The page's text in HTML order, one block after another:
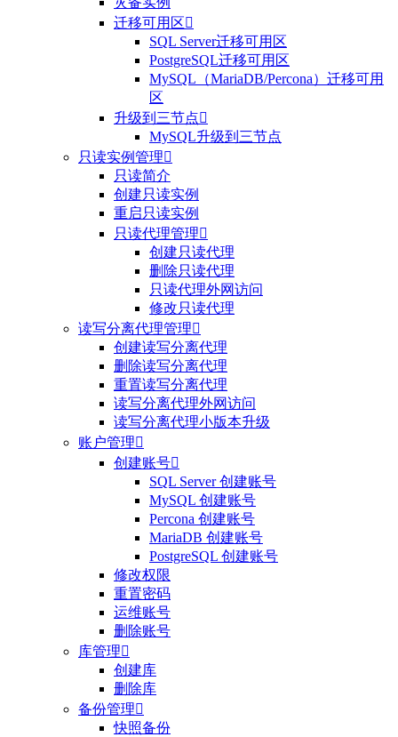
迁移可用区
SQL Server迁移可用区
PostgreSQL迁移可用区
MySQL（MariaDB/Percona）迁移可用
区
升级到三节点
MySQL升级到三节点
只读实例管理
只读简介
创建只读实例
重启只读实例
只读代理管理
创建只读代理
删除只读代理
只读代理外网访问
修改只读代理
读写分离代理管理
创建读写分离代理
删除读写分离代理
重置读写分离代理
读写分离代理外网访问
读写分离代理小版本升级
账户管理
创建账号
SQL Server 创建账号
MySQL 创建账号
Percona 创建账号
MariaDB 创建账号
PostgreSQL 创建账号
修改权限
重置密码
运维账号
删除账号
库管理
创建库
删除库
备份管理
快照备份